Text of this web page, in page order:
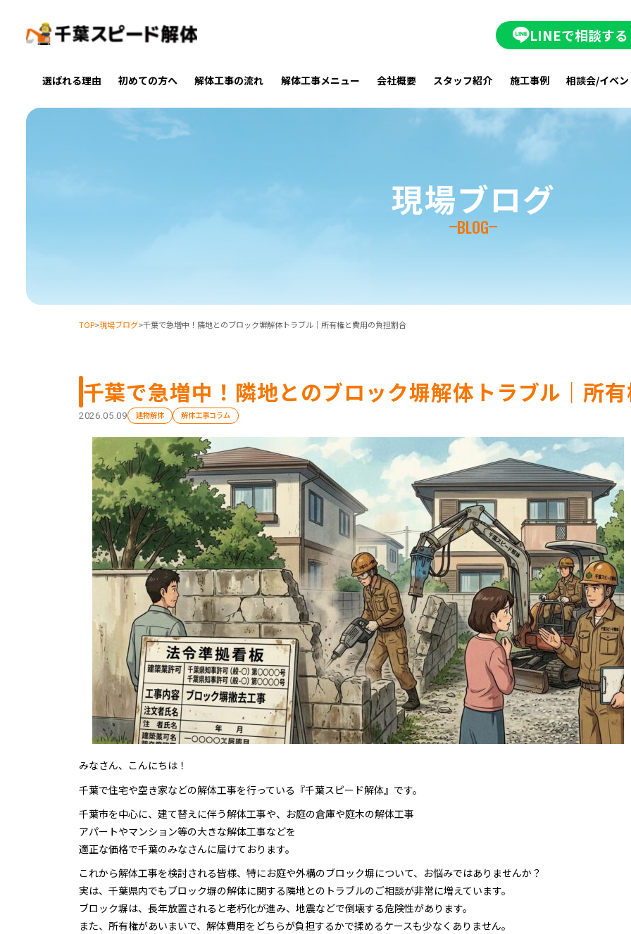
LINEで相談する
選ばれる理由 初めての方へ 解体工事の流れ 解体工事メニュー 会社概要 スタッフ紹介 施工事例 相談会/イベン
現場ブログ
BLOG
TOP>現場ブログ>千葉で急増中！隣地とのブロック塀解体トラブル｜所有権と費用の負担割合
千葉で急増中！隣地とのブロック塀解体トラブル｜所
2026.05.09 建物解体 解体工事コラム
みなさん、こんにちは！
千葉で住宅や空き家などの解体工事を行っている『千葉スピード解体』です。
千葉市を中心に、建て替えに伴う解体工事や、お庭の倉庫や庭木の解体工事
アパートやマンション等の大きな解体工事などを
適正な価格で千葉のみなさんに届けております。
これから解体工事を検討される皆様、特にお庭や外構のブロック塀について、お悩みではありませんか？
実は、千葉県内でもブロック塀の解体に関する隣地とのトラブルのご相談が非常に増えています。
ブロック塀は、長年放置されると老朽化が進み、地震などで倒壊する危険性があります。
また、所有権があいまいで、解体費用をどちらが負担するかで揉めるケースも少なくありません。